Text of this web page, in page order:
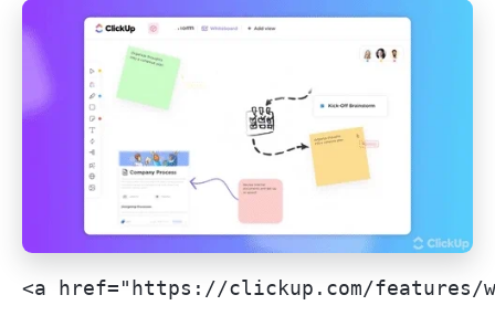
<a href="https://clickup.com/features/